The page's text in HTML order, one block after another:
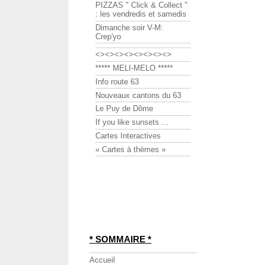
PIZZAS " Click & Collect "
: les vendredis et samedis
Dimanche soir V-M:
Crep'yo
<><><><><><><><>
***** MELI-MELO *****
Info route 63
Nouveaux cantons du 63
Le Puy de Dôme
If you like sunsets ...
Cartes Interactives
« Cartes à thèmes »
* SOMMAIRE *
Accueil